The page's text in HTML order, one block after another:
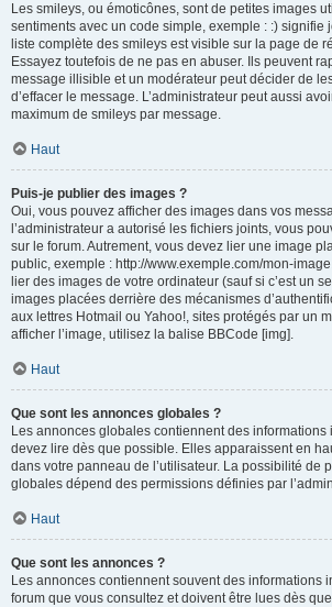
Les smileys, ou émoticônes, sont de petites images
sentiments avec un code simple, exemple : :) signifie
liste complète des smileys est visible sur la page de
Essayez toutefois de ne pas en abuser. Ils peuvent
message illisible et un modérateur peut décider de
d’effacer le message. L’administrateur peut aussi
maximum de smileys par message.
Haut
Puis-je publier des images ?
Oui, vous pouvez afficher des images dans vos
l’administrateur a autorisé les fichiers joints, vous
sur le forum. Autrement, vous devez lier une image
public, exemple : http://www.exemple.com/mon-
lier des images de votre ordinateur (sauf si c’est un
images placées derrière des mécanismes
aux lettres Hotmail ou Yahoo!, sites protégés par un
afficher l’image, utilisez la balise BBCode [img].
Haut
Que sont les annonces globales ?
Les annonces globales contiennent des informations
devez lire dès que possible. Elles apparaissent en
dans votre panneau de l’utilisateur. La possibilité de
globales dépend des permissions définies par
Haut
Que sont les annonces ?
Les annonces contiennent souvent des informations
forum que vous consultez et doivent être lues dès